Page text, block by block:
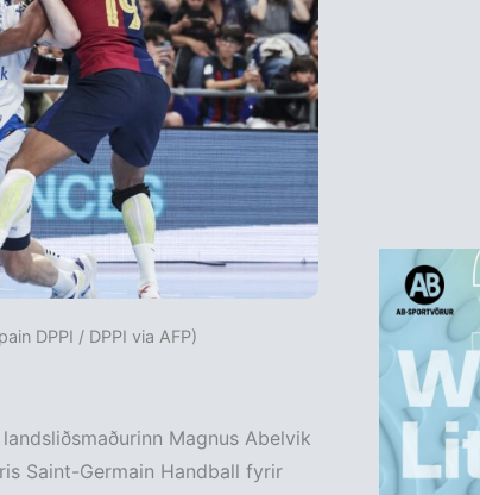
DPPI / DPPI via AFP)
Magnus Abelvik
Saint-Germain Handball fyrir